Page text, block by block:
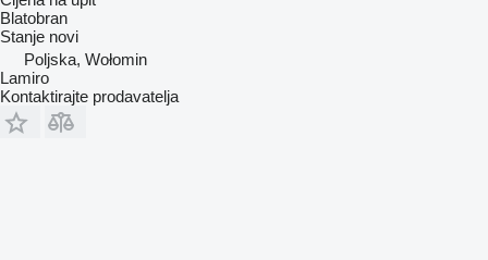
Blatobran
Stanje novi
Poljska, Wołomin
Lamiro
Kontaktirajte prodavatelja